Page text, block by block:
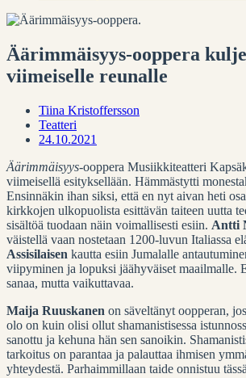
Äärimmäisyys-ooppera
viimeiselle reunalle
Tiina Kristoffersson
Teatteri
24.10.2021
Äärimmäisyys-ooppera Musiikkiteatteri
viimeisellä esityksellään. Hämmästytti
Ensinnäkin ihan siksi, että en nyt aivan heti
kirkkojen ulkopuolista esittävän taiteen uutta
sisältöä tuodaan näin voimallisesti esiin. Antti
väistellä vaan nostetaan 1200-luvun Italiassa
Assisilaisen kautta esiin Jumalalle
viipyminen ja lopuksi jäähyväiset maailmalle.
sanaa, mutta vaikuttavaa.
Maija Ruuskanen on säveltänyt oopperan,
olo on kuin olisi ollut shamanistisessa
sanottu ja kehuna hän sen sanoikin.
tarkoitus on parantaa ja palauttaa ihmisen
yhteydestä. Parhaimmillaan taide onnistuu